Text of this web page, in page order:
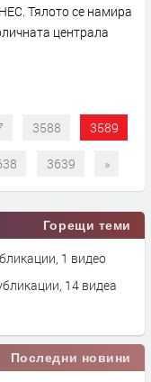
Тялото се намира
централа
3588 3589
3639 »
Горещи теми
– 309 публикации, 1 видео
– 3892 публикации, 14 видеа
Последни новини